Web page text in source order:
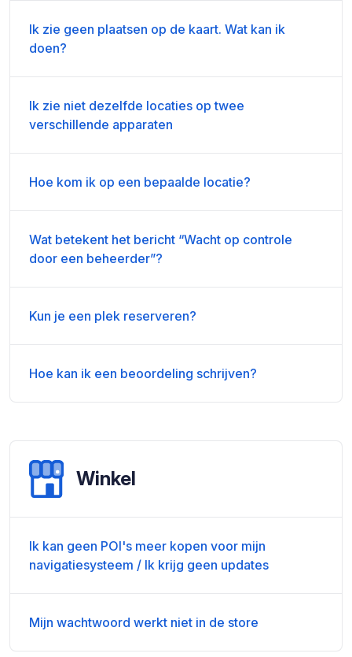
Ik zie geen plaatsen op de kaart. Wat kan ik
doen?
Ik zie niet dezelfde locaties op twee
verschillende apparaten
Hoe kom ik op een bepaalde locatie?
Wat betekent het bericht “Wacht op controle
door een beheerder”?
Kun je een plek reserveren?
Hoe kan ik een beoordeling schrijven?
Winkel
Ik kan geen POI's meer kopen voor mijn
navigatiesysteem / Ik krijg geen updates
Mijn wachtwoord werkt niet in de store